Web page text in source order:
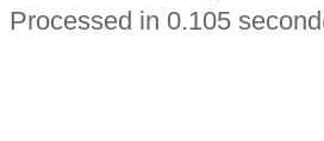
Processed in 0.105